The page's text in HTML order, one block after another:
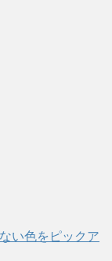
い色をピックア